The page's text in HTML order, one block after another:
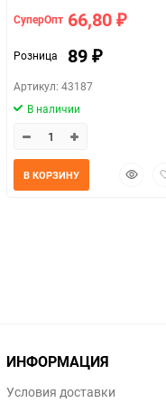
СуперОпт 66,80 ₽
Розница 89 ₽
Артикул: 43187
В наличии
В КОРЗИНУ
ИНФОРМАЦИЯ
Условия доставки